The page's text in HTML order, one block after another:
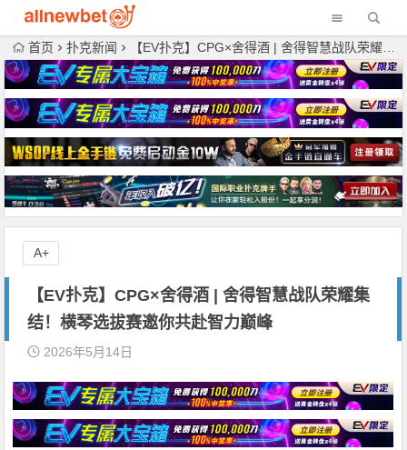
首页 扑克新闻 【EV扑克】CPG×舍得酒 | 舍得智慧战队荣耀集结！横琴选拔赛邀你共赴智力巅峰
【EV扑克】CPG×舍得酒 | 舍得智慧战队荣耀集
结！横琴选拔赛邀你共赴智力巅峰
2026年5月14日
A+